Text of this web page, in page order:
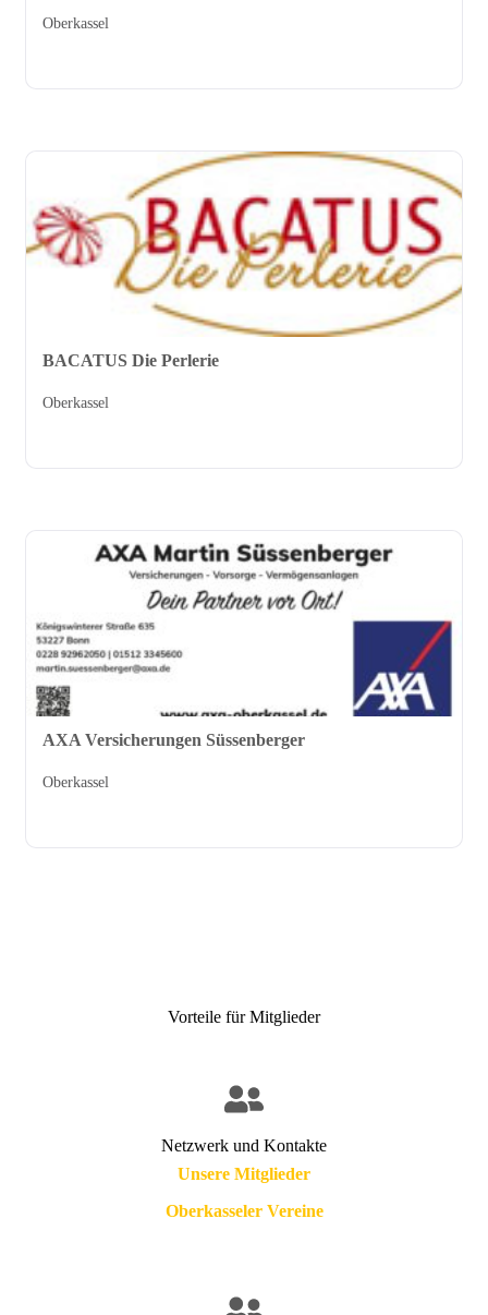
Oberkassel
BACATUS Die Perlerie
Oberkassel
AXA Versicherungen Süssenberger
Oberkassel
Vorteile für Mitglieder
Netzwerk und Kontakte
Unsere Mitglieder
Oberkasseler Vereine